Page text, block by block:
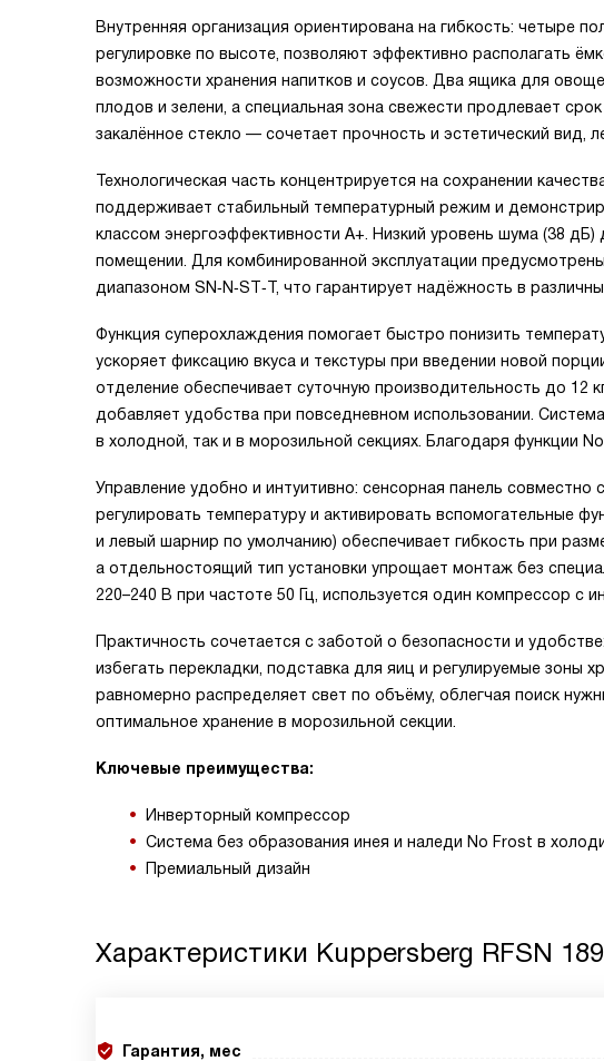
Внутренняя организация ориентирована на гибкость: четыре
регулировке по высоте, позволяют эффективно располагать
возможности хранения напитков и соусов. Два ящика для
плодов и зелени, а специальная зона свежести продлевает
закалённое стекло — сочетает прочность и эстетический вид,
Технологическая часть концентрируется на сохранении
поддерживает стабильный температурный режим и
классом энергоэффективности A+. Низкий уровень шума (38
помещении. Для комбинированной эксплуатации
диапазоном SN‑N‑ST‑T, что гарантирует надёжность в
Функция суперохлаждения помогает быстро понизить
ускоряет фиксацию вкуса и текстуры при введении новой
отделение обеспечивает суточную производительность до 12
добавляет удобства при повседневном использовании.
в холодной, так и в морозильной секциях. Благодаря функции
Управление удобно и интуитивно: сенсорная панель
регулировать температуру и активировать вспомогательные
и левый шарнир по умолчанию) обеспечивает гибкость при
а отдельностоящий тип установки упрощает монтаж без
220–240 В при частоте 50 Гц, используется один компрессор с
Практичность сочетается с заботой о безопасности и
избегать перекладки, подставка для яиц и регулируемые зоны
равномерно распределяет свет по объёму, облегчая поиск
оптимальное хранение в морозильной секции.
Ключевые преимущества:
Инверторный компрессор
Система без образования инея и наледи No Frost в
Премиальный дизайн
Характеристики Kuppersberg RFSN
Гарантия, мес